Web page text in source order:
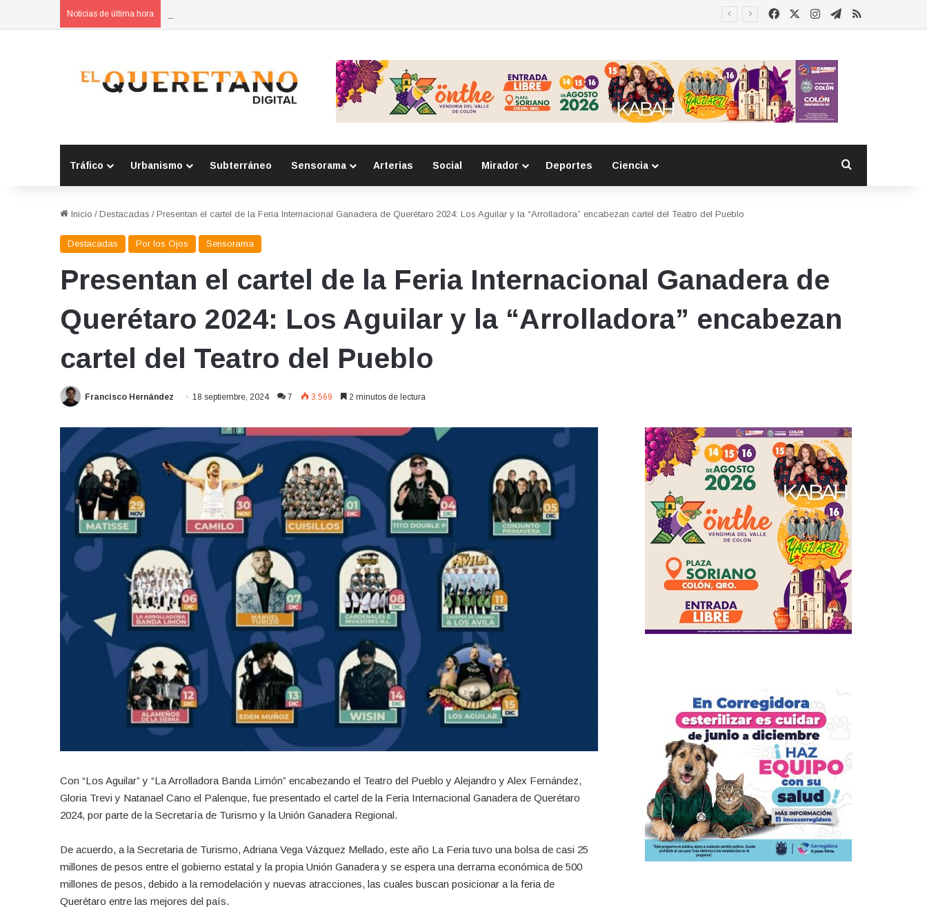
Noticias de última hora FacebookInstagram
Telegram
RSS
Tráfico Urbanismo Subterráneo Sensorama Arterias Social Mirador Deportes Ciencia
Inicio / Destacadas / Presentan el cartel de la Feria Internacional Ganadera de Querétaro 2024: Los Aguilar y la “Arrolladora” encabezan cartel del Teatro del Pueblo
Destacadas Por los Ojos Sensorama
Presentan el cartel de la Feria Internacional Ganadera de
Querétaro 2024: Los Aguilar y la “Arrolladora” encabezan
cartel del Teatro del Pueblo
Francisco Hernández 18 septiembre, 2024 7 3.569 2 minutos de lectura
Con “Los Aguilar” y “La Arrolladora Banda Limón” encabezando el Teatro del Pueblo y Alejandro y Alex Fernández,
Gloria Trevi y Natanael Cano el Palenque, fue presentado el cartel de la Feria Internacional Ganadera de Querétaro
2024, por parte de la Secretaría de Turismo y la Unión Ganadera Regional.
De acuerdo, a la Secretaria de Turismo, Adriana Vega Vázquez Mellado, este año La Feria tuvo una bolsa de casi 25
millones de pesos entre el gobierno estatal y la propia Unión Ganadera y se espera una derrama económica de 500
millones de pesos, debido a la remodelación y nuevas atracciones, las cuales buscan posicionar a la feria de
Querétaro entre las mejores del país.